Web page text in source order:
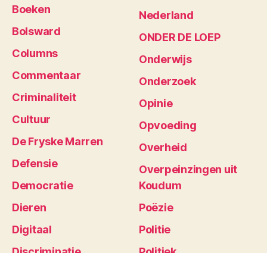
Boeken
Bolsward
Columns
Commentaar
Criminaliteit
Cultuur
De Fryske Marren
Defensie
Democratie
Dieren
Digitaal
Nederland
ONDER DE LOEP
Onderwijs
Onderzoek
Opinie
Opvoeding
Overheid
Overpeinzingen uit
Koudum
Poëzie
Politie